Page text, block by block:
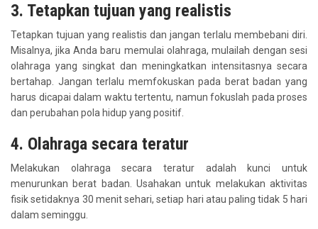
3. Tetapkan tujuan yang realistis
Tetapkan tujuan yang realistis dan jangan terlalu membebani diri.
Misalnya, jika Anda baru memulai olahraga, mulailah dengan sesi
olahraga yang singkat dan meningkatkan intensitasnya secara
bertahap. Jangan terlalu memfokuskan pada berat badan yang
harus dicapai dalam waktu tertentu, namun fokuslah pada proses
dan perubahan pola hidup yang positif.
4. Olahraga secara teratur
Melakukan olahraga secara teratur adalah kunci untuk
menurunkan berat badan. Usahakan untuk melakukan aktivitas
fisik setidaknya 30 menit sehari, setiap hari atau paling tidak 5 hari
dalam seminggu.